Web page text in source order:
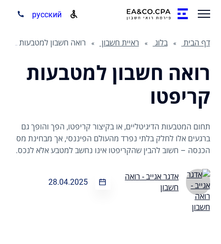
русский
דף הבית בלוג ראיית חשבון רואה חשבון למטבעות קריפטו
רואה חשבון למטבעות
קריפטו
תחום המטבעות הדיגיטליים, או בקיצור קריפטו, הפך והופך גם
ברגעים אלו לחלק בלתי נפרד מהעולם הפיננסי, אך מבחינת מס
הכנסה – חשוב להבין שהקריפטו אינו נחשב למטבע אלא לנכס.
אדגר אגייב - רואה
חשבון
28.04.2025